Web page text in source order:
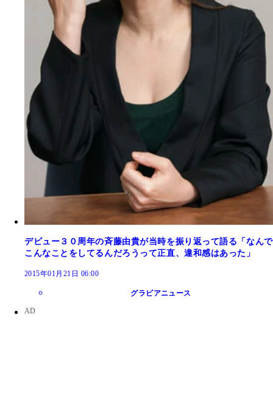
デビュー３０周年の斉藤由貴が当時を振り返って語る「なんで
こんなことをしてるんだろうって正直、違和感はあった」
2015年01月21日 06:00
グラビアニュース